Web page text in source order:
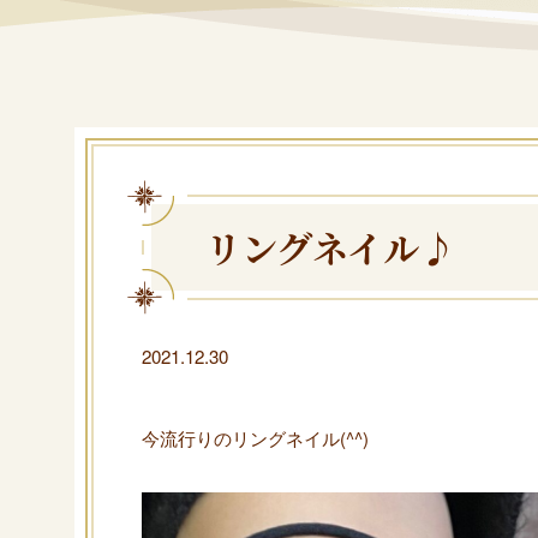
リングネイル♪
2021.12.30
今流行りのリングネイル(^^)